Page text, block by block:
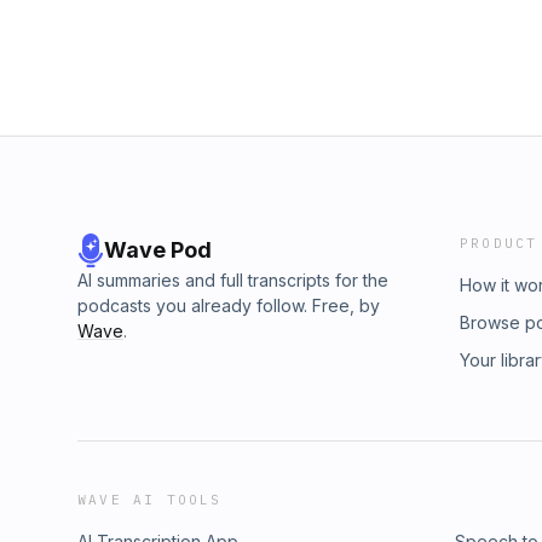
Wave Pod
AI summaries and full transcripts for the
podcasts you already follow. Free, by
Wave.
PRODUCT
How it
Browse
Your
WAVE AI TOOLS